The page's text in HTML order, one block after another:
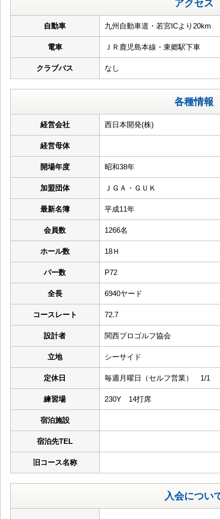
アクセス
自動車 九州自動車道・若宮ICより20km
電車 ＪＲ鹿児島本線・東郷駅下車
クラブバス なし
各種情報
経営会社 西日本開発(株)
経営母体
開場年度 昭和38年
加盟団体 ＪＧＡ・ＧＵＫ
最新名簿 平成11年
会員数 1266名
ホール数 18Ｈ
パー数 P72
全長 6940ヤード
コースレート 72.7
設計者 関西プロゴルフ協会
立地 シーサイド
定休日 毎週月曜日（セルフ営業） 1/1
練習場 230Y 14打席
宿泊施設
宿泊先TEL
旧コース名称
入会につい